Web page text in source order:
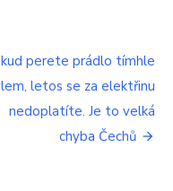
perete prádlo tímhle
letos se za elektřinu
nedoplatíte. Je to velká
chyba Čechů